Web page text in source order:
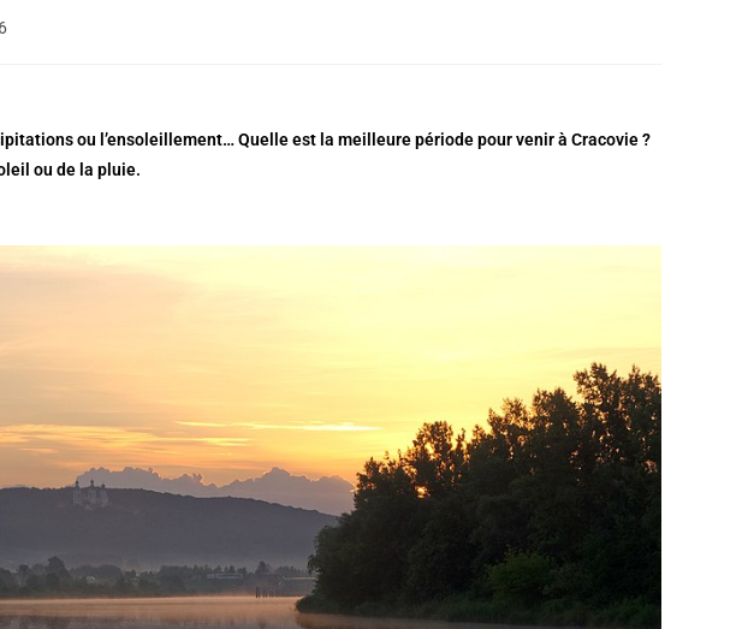
ou l’ensoleillement… Quelle est la meilleure période pour venir à Cracovie ?
ou de la pluie.